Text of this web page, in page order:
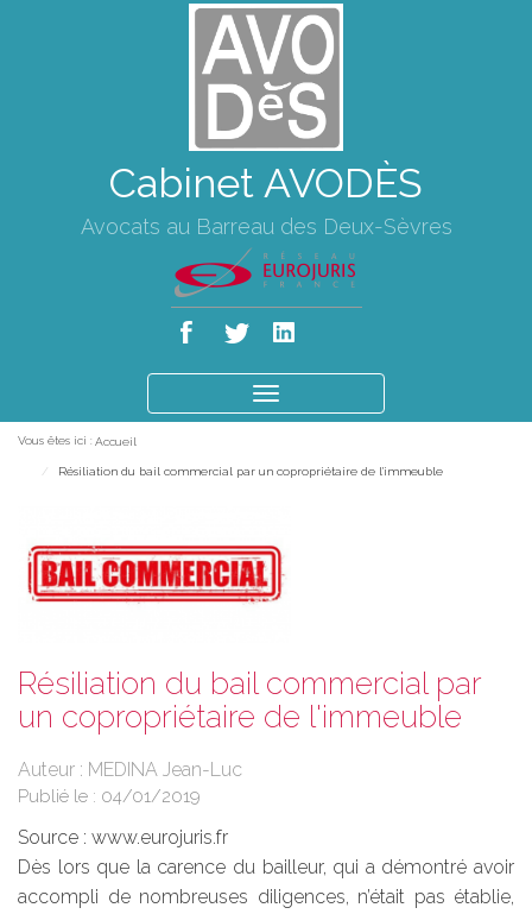
Cabinet AVODÈS
Avocats au Barreau des Deux-Sèvres
le
Vous êtes ici : Accueil
Résiliation du bail commercial par un copropriétaire de l'immeuble
Résiliation du bail commercial par
un copropriétaire de l'immeuble
Auteur : MEDINA Jean-Luc
Publié le : 04/01/2019
Source : www.eurojuris.fr
Dès lors que la carence du bailleur, qui a démontré avoir
accompli de nombreuses diligences, n’était pas établie,